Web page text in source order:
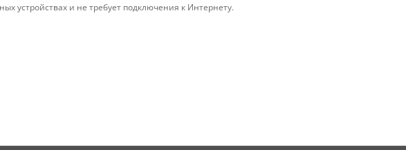
устройствах и не требует подключения к Интернету.